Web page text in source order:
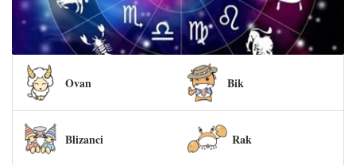
Ovan Bik
Blizanci Rak